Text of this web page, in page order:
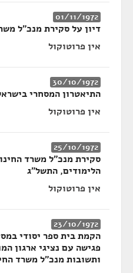
01/11/1972
דיון על סקירת מנכ"ל
אין פרוטוקול
30/10/1972
התיאטרון המסחרי
אין פרוטוקול
25/10/1972
סקירת מנכ"ל משרד
הלימודים, התשל"ג
אין פרוטוקול
23/10/1972
הקמת בית ספר יסודי
פגישה עם נציגי ארגון
ותשובות מנכ"ל משרד